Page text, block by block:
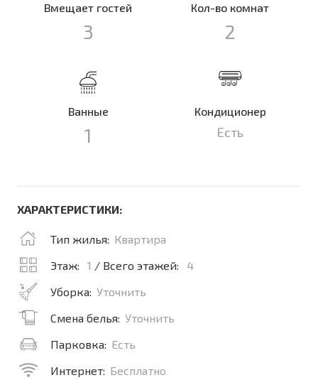
Вмещает гостей
3
Кол-во комнат
2
Ванные
1
Кондиционер
Есть
ХАРАКТЕРИСТИКИ:
Тип жилья: Квартира
Этаж:
1 / Всего этажей:
4
Уборка: Уточнить
Смена белья: Уточнить
Парковка: Есть
Интернет: Бесплатно